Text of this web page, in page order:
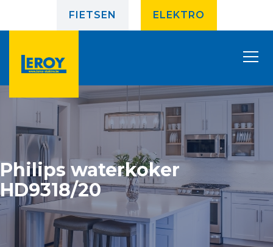
FIETSEN ELEKTRO
Philips waterkoker
HD9318/20